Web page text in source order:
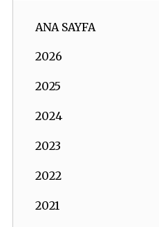
ANA SAYFA
2026
2025
2024
2023
2022
2021